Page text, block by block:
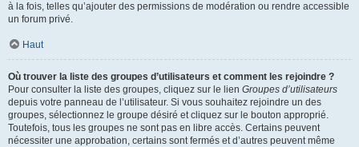
à la fois, telles qu’ajouter des permissions de modération ou rendre accessible
un forum privé.
Haut
Où trouver la liste des groupes d’utilisateurs et comment les rejoindre ?
Pour consulter la liste des groupes, cliquez sur le lien Groupes d’utilisateurs
depuis votre panneau de l’utilisateur. Si vous souhaitez rejoindre un des
groupes, sélectionnez le groupe désiré et cliquez sur le bouton approprié.
Toutefois, tous les groupes ne sont pas en libre accès. Certains peuvent
nécessiter une approbation, certains sont fermés et d’autres peuvent même